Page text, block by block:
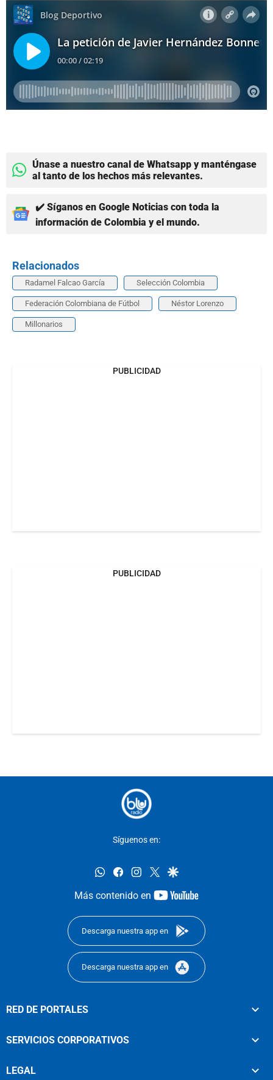
Únase a nuestro canal de Whatsapp y manténgase
al tanto de los hechos más relevantes.
✔️ Síganos en Google Noticias con toda la
información de Colombia y el mundo.
Relacionados
Radamel Falcao García Selección Colombia
Federación Colombiana de Fútbol Néstor Lorenzo
Millonarios
PUBLICIDAD
PUBLICIDAD
Síguenos en:
whatsappfacebookinstagram
twittergoogle
Más contenido en
youtube-
Descarga nuestra app en
Descarga nuestra app en
RED DE PORTALES
SERVICIOS CORPORATIVOS
LEGAL